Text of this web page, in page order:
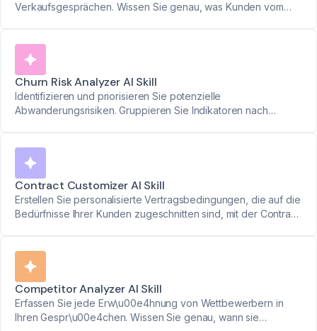
Verkaufsgesprächen. Wissen Sie genau, was Kunden vom
Churn Risk Analyzer AI Skill
Identifizieren und priorisieren Sie potenzielle
Abwanderungsrisiken. Gruppieren Sie Indikatoren nach
Contract Customizer AI Skill
Erstellen Sie personalisierte Vertragsbedingungen, die auf die
Bedürfnisse Ihrer Kunden zugeschnitten sind, mit der Contract
Competitor Analyzer AI Skill
Erfassen Sie jede Erw\u00e4hnung von Wettbewerbern in
Ihren Gespr\u00e4chen. Wissen Sie genau, wann sie